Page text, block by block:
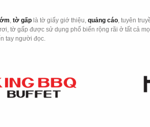
, tờ gấp là tờ giấy giớ thiệu, quảng cáo, tuyên
tờ gấp được sử dụng phổ biến rộng rãi ở tất cả
tay người đọc.